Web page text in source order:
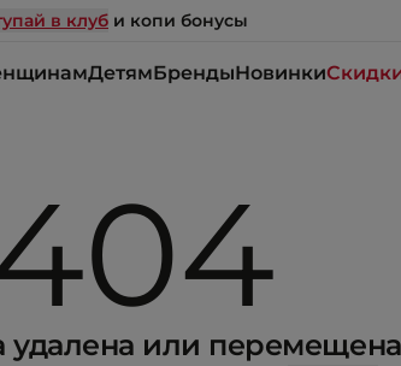
в клуб и копи бонусы
ДетямБрендыНовинки
удалена или перемещена